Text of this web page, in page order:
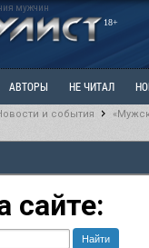
мужчин
18+
АВТОРЫ НЕ ЧИТАЛ
Ветка:
и события
сайте: